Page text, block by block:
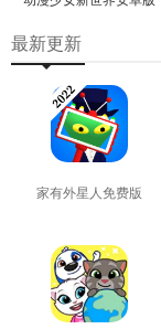
最新更新
家有外星人免费版